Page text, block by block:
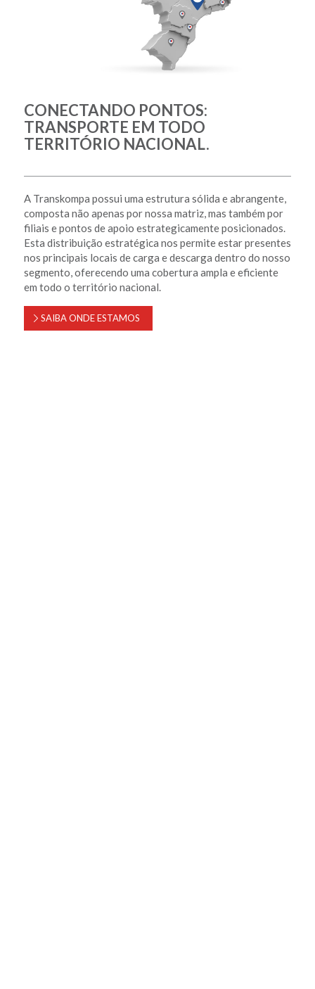
CONECTANDO PONTOS:
TRANSPORTE EM TODO
TERRITÓRIO NACIONAL.
A Transkompa possui uma estrutura sólida e abrangente,
composta não apenas por nossa matriz, mas também por
filiais e pontos de apoio estrategicamente posicionados.
Esta distribuição estratégica nos permite estar presentes
nos principais locais de carga e descarga dentro do nosso
segmento, oferecendo uma cobertura ampla e eficiente
em todo o território nacional.
SAIBA ONDE ESTAMOS